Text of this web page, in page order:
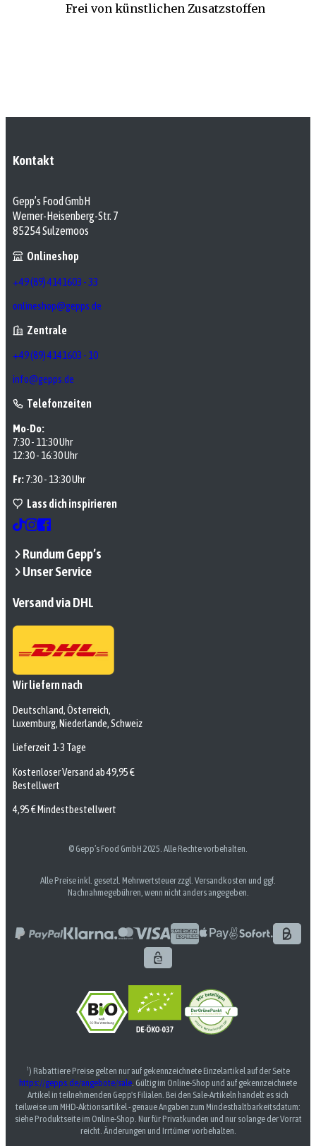
Frei von künstlichen Zusatzstoffen
Kontakt
Gepp’s Food GmbH
Werner-Heisenberg-Str. 7
85254 Sulzemoos
Onlineshop
+49 (89) 4141603 - 33
onlineshop@gepps.de
Zentrale
+49 (89) 4141603 - 10
info@gepps.de
Telefonzeiten
Mo-Do:
7:30 - 11:30 Uhr
12:30 - 16:30 Uhr
Fr:7:30 - 13:30 Uhr
Lass dich inspirieren
Rundum Gepp’s
Unser Service
Versand via DHL
Wir liefern nach
Deutschland, Österreich,
Luxemburg, Niederlande, Schweiz
Lieferzeit 1-3 Tage
Kostenloser Versand ab 49,95 €
Bestellwert
4,95 € Mindestbestellwert
© Gepp’s Food GmbH 2025. Alle Rechte vorbehalten.
Alle Preise inkl. gesetzl. Mehrwertsteuer zzgl. Versandkosten und ggf.
Nachnahmegebühren, wenn nicht anders angegeben.
¹) Rabattiere Preise gelten nur auf gekennzeichnete Einzelartikel auf der Seite
https://gepps.de/angebote/sale. Gültig im Online-Shop und auf gekennzeichnete
Artikel in teilnehmenden Gepp's Filialen. Bei den Sale-Artikeln handelt es sich
teilweise um MHD-Aktionsartikel - genaue Angaben zum Mindesthaltbarkeitsdatum:
siehe Produktseite im Online-Shop. Nur für Privatkunden und nur solange der Vorrat
reicht. Änderungen und Irrtümer vorbehalten.